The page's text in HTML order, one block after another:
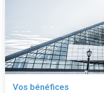
Vos bénéfices